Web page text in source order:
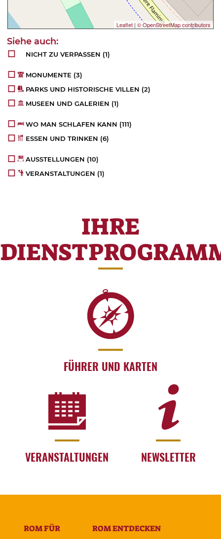
Leaflet | © OpenStreetMap contributors
NICHT ZU VERPASSEN (1)
MONUMENTE (3)
PARKS UND HISTORISCHE VILLEN (2)
MUSEEN UND GALERIEN (1)
WO MAN SCHLAFEN KANN (111)
ESSEN UND TRINKEN (6)
AUSSTELLUNGEN (10)
VERANSTALTUNGEN (1)
IHRE
FÜHRER UND KARTEN
VERANSTALTUNGEN NEWSLETTER
ROM FÜR ROM ENTDECKEN